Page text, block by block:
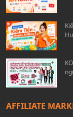
AFFILIATE